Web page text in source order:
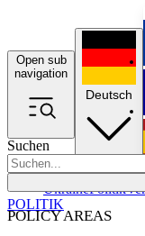
Open sub
navigation
Suchen
POLICY AREAS
UkrainePolitik
Deutsch
POLITIK